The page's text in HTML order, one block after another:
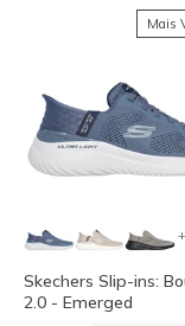
Mais
Skechers Slip-ins:
2.0 - Emerged